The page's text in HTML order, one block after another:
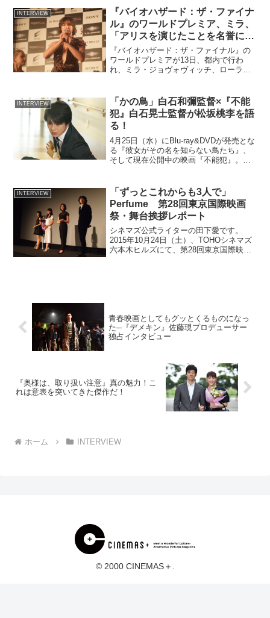
日舞台挨拶の模様をお届けします。簡単
にストーリーを...
INTERVIEW
『バイオハザード：ザ・ファイナ
ル』のワールドプレミア、ミラ、
「アリスを演じたことを名誉に思
う」
『バイオハザード：ザ・ファイナル』の
ワールドプレミアが13日、都内で行わ
れ、ミラ・ジョヴォヴィッチ、ローラ、
ソン、イ・ジュンキ、ポール・W・S・ア
ンダーソン監督が登壇し...
INTERVIEW
「かの鳥」白石和彌監督×『不能
犯』白石晃士監督が松坂桃李を語
る！
4月25日（水）にBlu-ray&DVDが発売とな
る『彼女がその名を知らない鳥たち』、
そして現在公開中の映画『不能犯』。そ
品の話題を中心に、お互いについてのお
話など...
INTERVIEW
「ずっとこれからも3人で」
Perfume 第28回東京国際映画
祭・舞台挨拶レポート
シネマズ公式ライターの田下愛です。
2015年10月24日（土）、TOHOシネマズ
六本木ヒルズにて、第28回東京国際映画
青春映画としてもグッとくるものになっ
た─『デメキン』佐藤現プロデューサー
独占インタビュー
『奥様は、取り扱い注意』真の魅力！こ
れは意表を突いてきた傑作だ！
ホーム INTERVIEW
© 2000 CINEMAS＋.